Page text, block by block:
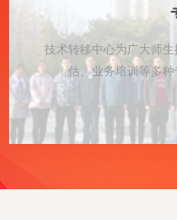
技术转移中心为广大师
估、业务培训等多